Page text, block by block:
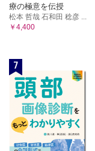
療の極意を伝授
松本 哲哉 石和田 稔彦 ...
￥4,400
7